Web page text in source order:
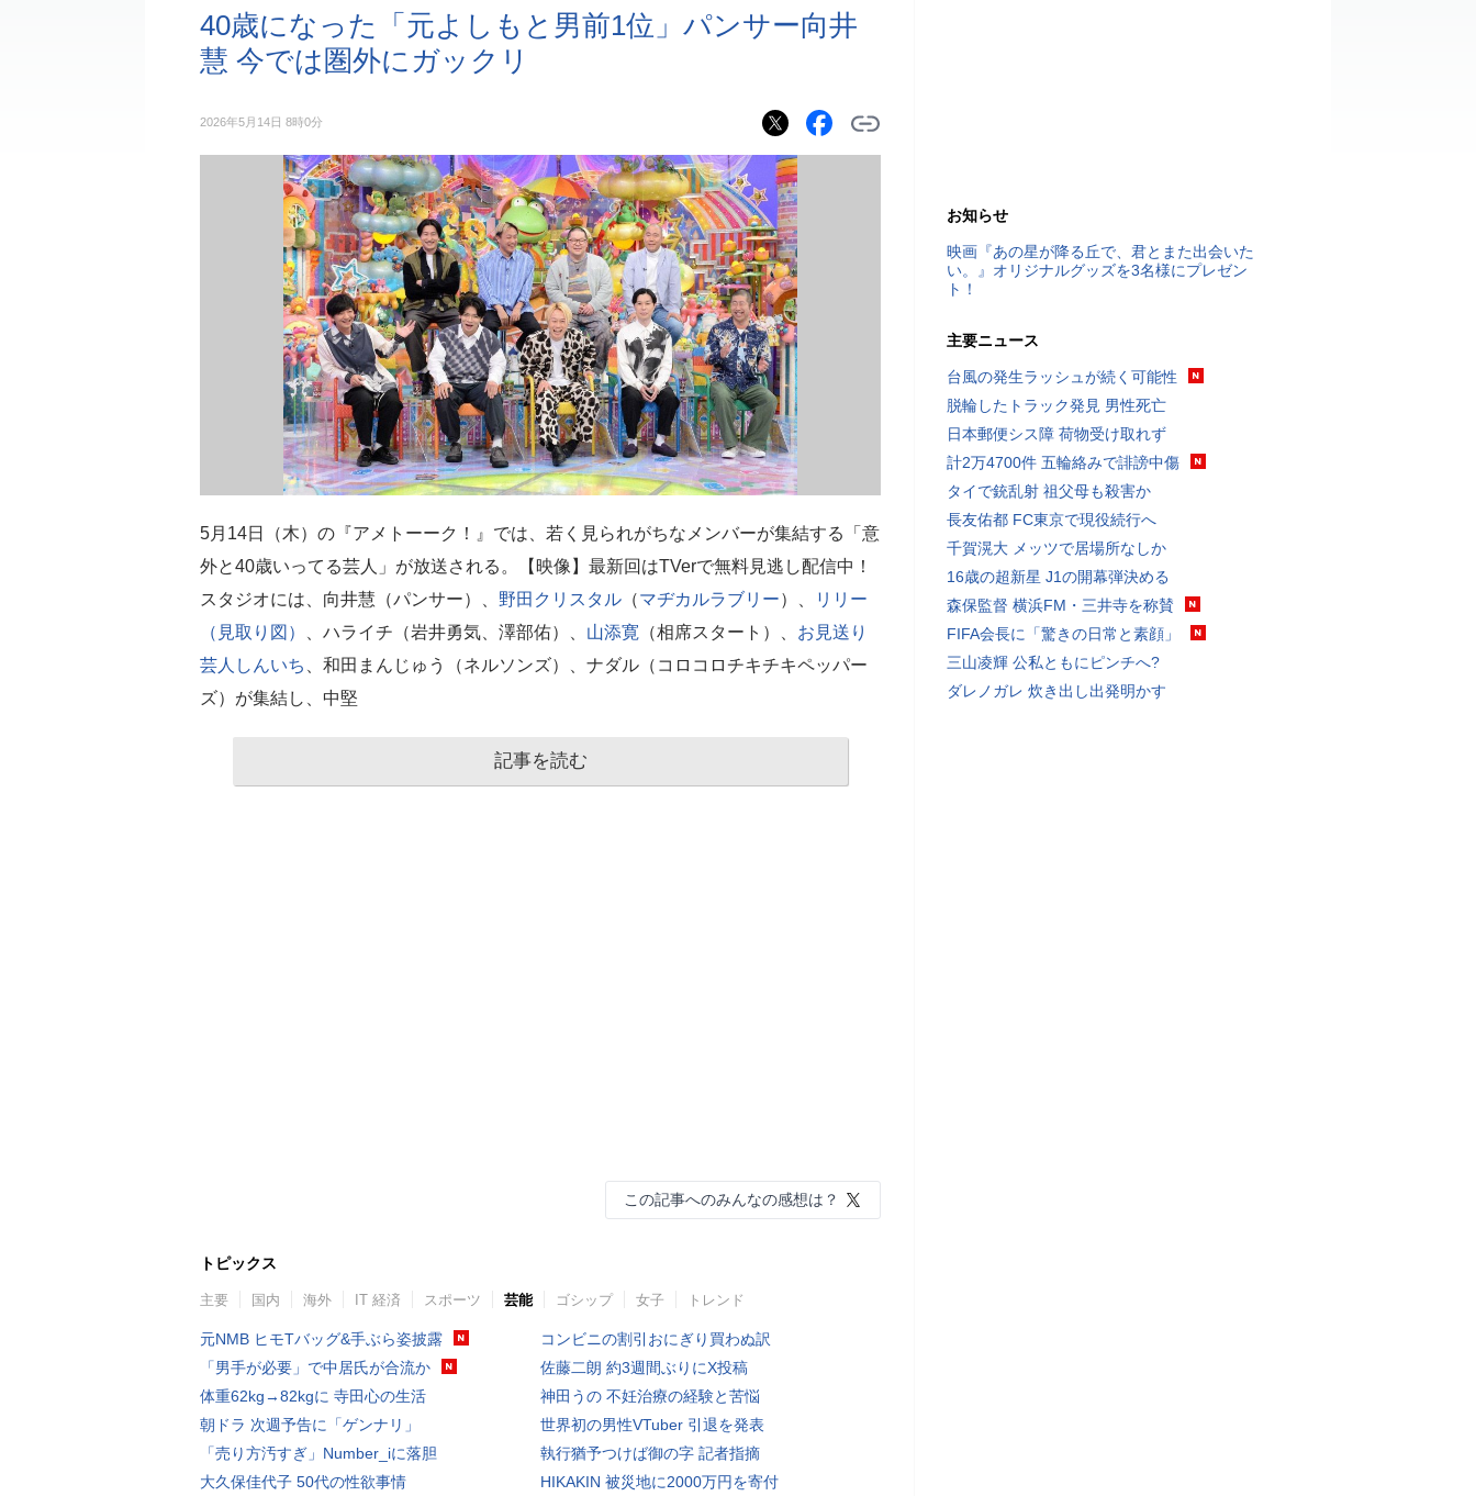
40歳になった「元よしもと男前1位」パンサー向井
慧 今では圏外にガックリ
2026年5月14日 8時0分
5月14日（木）の『アメトーーク！』では、若く見られがちなメンバーが集結する「意
外と40歳いってる芸人」が放送される。【映像】最新回はTVerで無料見逃し配信中！
スタジオには、向井慧（パンサー）、 野田クリスタル （マヂカルラブリー）、
リリー
（見取り図）
、ハライチ（岩井勇気、澤部佑）、 山添寛 （相席スタート）、 お見送り
芸人しんいち
、和田まんじゅう（ネルソンズ）、ナダル（コロコロチキチキペッパー
ズ）が集結し、中堅
記事を読む
この記事へのみんなの感想は？
トピックス
主要 国内 海外 IT 経済 スポーツ 芸能 ゴシップ 女子 トレンド
元NMB ヒモTバッグ&手ぶら姿披露
「男手が必要」で中居氏が合流か
体重62kg→82kgに 寺田心の生活
朝ドラ 次週予告に「ゲンナリ」
「売り方汚すぎ」Number_iに落胆
大久保佳代子 50代の性欲事情
コンビニの割引おにぎり買わぬ訳
佐藤二朗 約3週間ぶりにX投稿
神田うの 不妊治療の経験と苦悩
世界初の男性VTuber 引退を発表
執行猶予つけば御の字 記者指摘
HIKAKIN 被災地に2000万円を寄付
お知らせ
映画『あの星が降る丘で、君とまた出会いた
い。』オリジナルグッズを3名様にプレゼン
ト！
主要ニュース
台風の発生ラッシュが続く可能性
脱輪したトラック発見 男性死亡
日本郵便シス障 荷物受け取れず
計2万4700件 五輪絡みで誹謗中傷
タイで銃乱射 祖父母も殺害か
長友佑都 FC東京で現役続行へ
千賀滉大 メッツで居場所なしか
16歳の超新星 J1の開幕弾決める
森保監督 横浜FM・三井寺を称賛
FIFA会長に「驚きの日常と素顔」
三山凌輝 公私ともにピンチへ?
ダレノガレ 炊き出し出発明かす